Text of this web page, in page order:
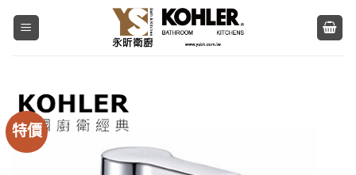
特價